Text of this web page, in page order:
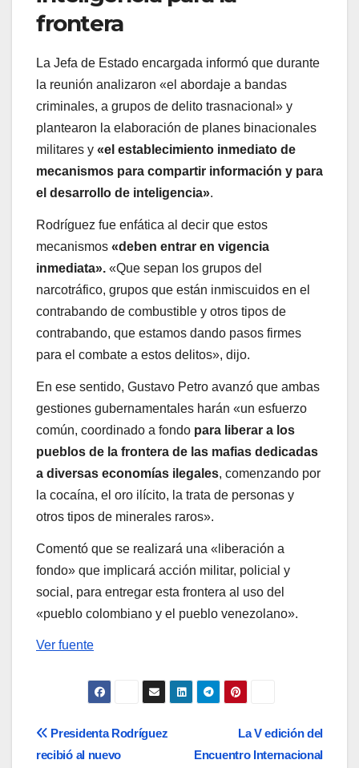
frontera
La Jefa de Estado encargada informó que durante
la reunión analizaron «el abordaje a bandas
criminales, a grupos de delito trasnacional» y
plantearon la elaboración de planes binacionales
militares y «el establecimiento inmediato de
mecanismos para compartir información y para
el desarrollo de inteligencia».
Rodríguez fue enfática al decir que estos
mecanismos «deben entrar en vigencia
inmediata». «Que sepan los grupos del
narcotráfico, grupos que están inmiscuidos en el
contrabando de combustible y otros tipos de
contrabando, que estamos dando pasos firmes
para el combate a estos delitos», dijo.
En ese sentido, Gustavo Petro avanzó que ambas
gestiones gubernamentales harán «un esfuerzo
común, coordinado a fondo para liberar a los
pueblos de la frontera de las mafias dedicadas
a diversas economías ilegales, comenzando por
la cocaína, el oro ilícito, la trata de personas y
otros tipos de minerales raros».
Comentó que se realizará una «liberación a
fondo» que implicará acción militar, policial y
social, para entregar esta frontera al uso del
«pueblo colombiano y el pueblo venezolano».
Ver fuente
Navegación
La V edición del
Encuentro Internacional
Presidenta Rodríguez
recibió al nuevo